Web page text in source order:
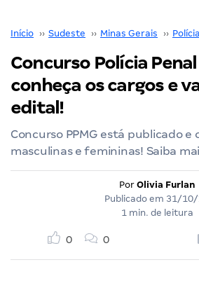
Início ›› Sudeste ›› Minas Gerais ››
Concurso Polícia Penal
conheça os cargos e
edital!
Concurso PPMG está publicado e
masculinas e femininas! Saiba
Por Olivia Furlan
Publicado em 31/10/
1 min. de leitura
0 0